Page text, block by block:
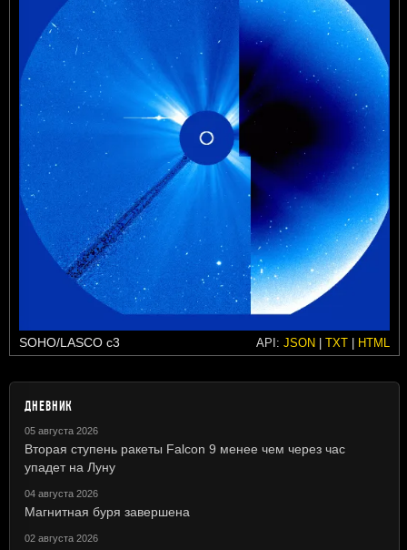
SOHO/LASCO c3 API: JSON | TXT | HTML
ДНЕВНИК
05 августа 2026
Вторая ступень ракеты Falcon 9 менее чем через час
упадет на Луну
04 августа 2026
Магнитная буря завершена
02 августа 2026